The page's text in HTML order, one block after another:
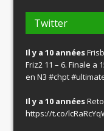
Twitter
Il y a 10 années
Friz2 11 – 6. Finale
en N3#chpt
Il y a 10 années
https://t.co/